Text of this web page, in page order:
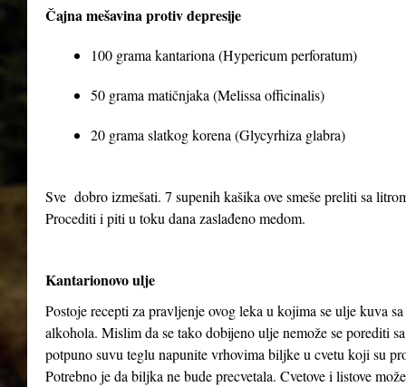
Čajna mešavina protiv depresije
100 grama kantariona (Hypericum perforatum)
50 grama matičnjaka (Melissa officinalis)
20 grama slatkog korena (Glycyrhiza glabra)
Sve dobro izmešati. 7 supenih kašika ove smeše preliti sa
Procediti i piti u toku dana zaslađeno medom.
Kantarionovo ulje
Postoje recepti za pravljenje ovog leka u kojima se ulje kuva
alkohola. Mislim da se tako dobijeno ulje nemože se porediti
potpuno suvu teglu napunite vrhovima biljke u cvetu koji su
Potrebno je da biljka ne bude precvetala. Cvetove i listove